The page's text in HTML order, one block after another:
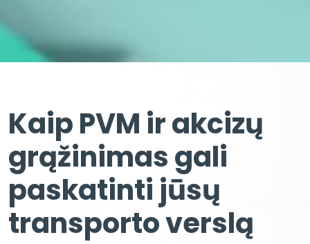
Kaip PVM ir akcizų
grąžinimas gali
paskatinti jūsų
transporto verslą